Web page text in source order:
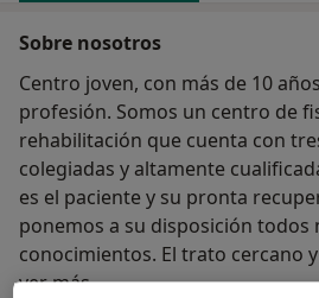
Sobre nosotros
Centro joven, con más de 10
profesión. Somos un centro de
rehabilitación que cuenta con
colegiadas y altamente
es el paciente y su pronta
ponemos a su disposición todos
conocimientos. El trato cercano
individualizada son nuestra
ver másAcerca de nosotros